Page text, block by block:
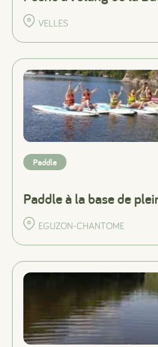
VELLES
Paddle
Paddle à la base de
EGUZON-CHANTOME